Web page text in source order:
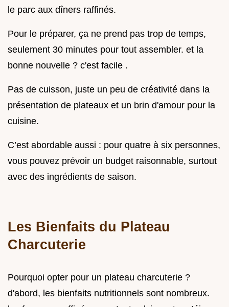
le parc aux dîners raffinés.
Pour le préparer, ça ne prend pas trop de temps,
seulement 30 minutes pour tout assembler. et la
bonne nouvelle ? c'est facile .
Pas de cuisson, juste un peu de créativité dans la
présentation de plateaux et un brin d'amour pour la
cuisine.
C’est abordable aussi : pour quatre à six personnes,
vous pouvez prévoir un budget raisonnable, surtout
avec des ingrédients de saison.
Les Bienfaits du Plateau
Charcuterie
Pourquoi opter pour un plateau charcuterie ?
d'abord, les bienfaits nutritionnels sont nombreux.